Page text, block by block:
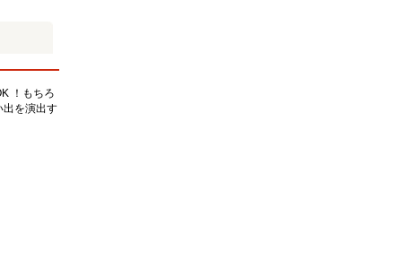
！もちろ
出を演出す